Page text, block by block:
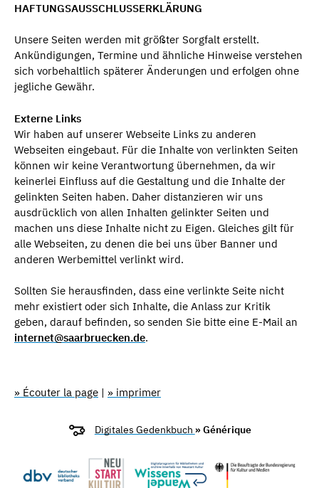
HAFTUNGSAUSSCHLUSSERKLÄRUNG
Unsere Seiten werden mit größter Sorgfalt erstellt.
Ankündigungen, Termine und ähnliche Hinweise verstehen
sich vorbehaltlich späterer Änderungen und erfolgen ohne
jegliche Gewähr.
Externe Links
Wir haben auf unserer Webseite Links zu anderen
Webseiten eingebaut. Für die Inhalte von verlinkten Seiten
können wir keine Verantwortung übernehmen, da wir
keinerlei Einfluss auf die Gestaltung und die Inhalte der
gelinkten Seiten haben. Daher distanzieren wir uns
ausdrücklich von allen Inhalten gelinkter Seiten und
machen uns diese Inhalte nicht zu Eigen. Gleiches gilt für
alle Webseiten, zu denen die bei uns über Banner und
anderen Werbemittel verlinkt wird.
Sollten Sie herausfinden, dass eine verlinkte Seite nicht
mehr existiert oder sich Inhalte, die Anlass zur Kritik
geben, darauf befinden, so senden Sie bitte eine E-Mail an
internet@saarbruecken.de.
» Écouter la page | » imprimer
Digitales Gedenkbuch » Générique